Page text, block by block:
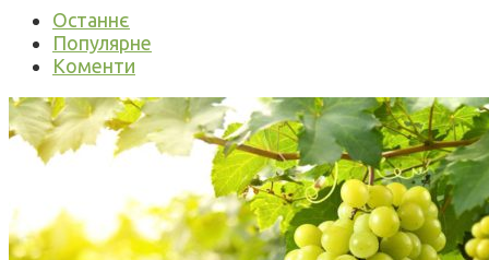
Останнє
Популярне
Коменти